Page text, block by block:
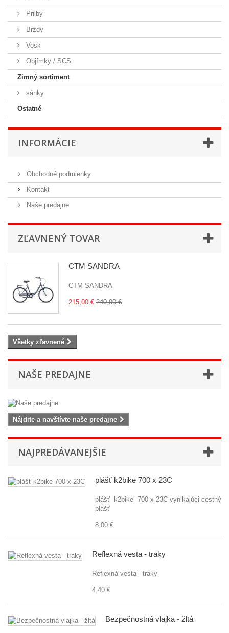
Prilby
Brzdy
Vosk
Objímky / SCS
Zimný sortiment
sánky
Ostatné
INFORMÁCIE
Obchodné podmienky
Kontakt
Naše predajne
ZĽAVNENÝ TOVAR
CTM SANDRA
CTM SANDRA
215,00 € 240,00 €
Všetky zľavnené
NAŠE PREDAJNE
Nájdite a navštívte naše predajne
NAJPREDÁVANEJŠIE
plášť k2bike 700 x 23C
plášť k2bike 700 x 23C vynikajúci cestný
plášť
8,00 €
Reflexná vesta - traky
Reflexná vesta - traky
4,40 €
Bezpečnostná vlajka - žltá